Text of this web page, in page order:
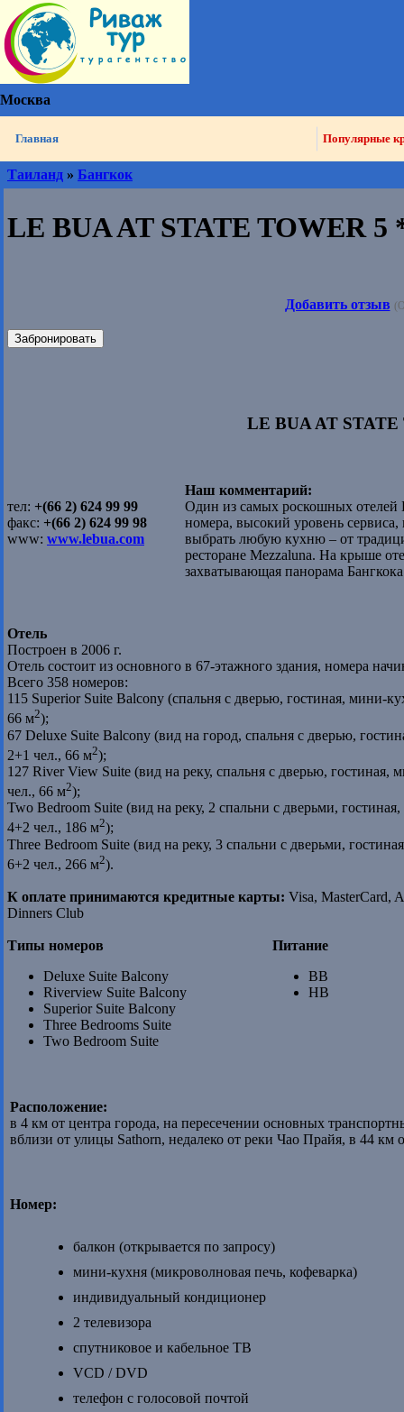
Москва
Главная Популярные
Таиланд » Бангкок
LE BUA AT STATE TOWER 5
Добавить отзыв
Забронировать
LE BUA AT
тел: +(66 2) 624 99 99
факс: +(66 2) 624 99 98
www: www.lebua.com
Наш комментарий:
Один из самых роскошных отелей
номера, высокий уровень
выбрать любую кухню – от
ресторане Mezzaluna. На крыше
захватывающая панорама
Отель
Построен в 2006 г.
Отель состоит из основного в 67-этажного здания, номера
Всего 358 номеров:
115 Superior Suite Balcony (спальня с дверью, гостиная, мини-
66 м2);
67 Deluxe Suite Balcony (вид на город, спальня с дверью,
2+1 чел., 66 м2);
127 River View Suite (вид на реку, спальня с дверью, гостиная,
чел., 66 м2);
Two Bedroom Suite (вид на реку, 2 спальни с дверьми,
4+2 чел., 186 м2);
Three Bedroom Suite (вид на реку, 3 спальни с дверьми,
6+2 чел., 266 м2).
К оплате принимаются кредитные карты: Visa, MasterCard,
Dinners Club
Типы номеров
Deluxe Suite Balcony
Riverview Suite Balcony
Superior Suite Balcony
Three Bedrooms Suite
Two Bedroom Suite
Питание
BB
HB
Расположение:
в 4 км от центра города, на пересечении основных
вблизи от улицы Sathorn, недалеко от реки Чао Прайя, в 44 км
Номер:
балкон (открывается по запросу)
мини-кухня (микроволновая печь, кофеварка)
индивидуальный кондиционер
2 телевизора
спутниковое и кабельное ТВ
VCD / DVD
телефон с голосовой почтой